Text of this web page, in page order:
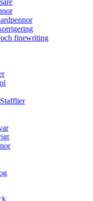
finewriting